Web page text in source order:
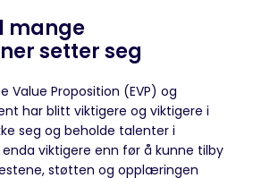
mange
setter seg
Value Proposition (EVP) og
har blitt viktigere og viktigere i
seg og beholde talenter i
viktigere enn før å kunne tilby
støtten og opplæringen